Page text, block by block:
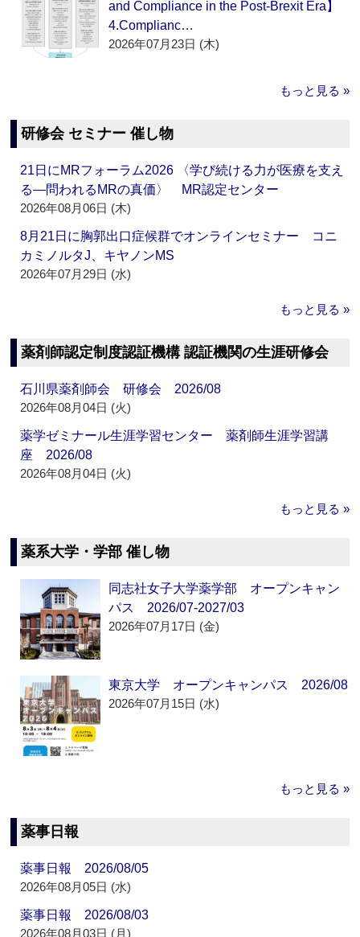
and Compliance in the Post-Brexit Era】
4.Complianc…
2026年07月23日 (木)
もっと見る »
研修会 セミナー 催し物
21日にMRフォーラム2026 〈学び続ける力が医療を支え
る―問われるMRの真価〉 MR認定センター
2026年08月06日 (木)
8月21日に胸郭出口症候群でオンラインセミナー コニ
カミノルタJ、キヤノンMS
2026年07月29日 (水)
もっと見る »
薬剤師認定制度認証機構 認証機関の生涯研修会
石川県薬剤師会 研修会 2026/08
2026年08月04日 (火)
薬学ゼミナール生涯学習センター 薬剤師生涯学習講
座 2026/08
2026年08月04日 (火)
もっと見る »
薬系大学・学部 催し物
同志社女子大学薬学部 オープンキャン
パス 2026/07-2027/03
2026年07月17日 (金)
東京大学 オープンキャンパス 2026/08
2026年07月15日 (水)
もっと見る »
薬事日報
薬事日報 2026/08/05
2026年08月05日 (水)
薬事日報 2026/08/03
2026年08月03日 (月)